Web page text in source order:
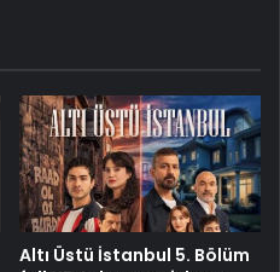
Altı Üstü İstanbul 5. Bölüm